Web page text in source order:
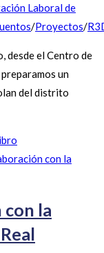
Laboral de
/Proyectos/
desde el Centro de
un
del distrito
la